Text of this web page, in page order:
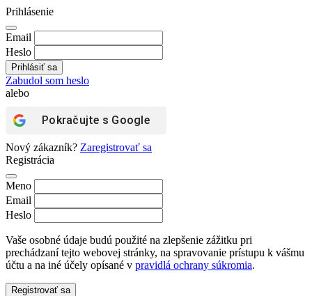
Prihlásenie
Email
Heslo
Zabudol som heslo
alebo
Pokračujte s Google
Nový zákazník? Zaregistrovať sa
Registrácia
Meno
Email
Heslo
Vaše osobné údaje budú použité na zlepšenie zážitku pri
prechádzaní tejto webovej stránky, na spravovanie prístupu k vášmu
účtu a na iné účely opísané v pravidlá ochrany súkromia.
Registrovať sa